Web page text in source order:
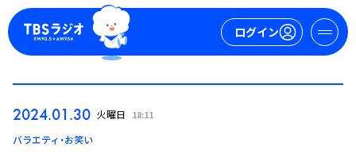
ログイン
ログイン
2024.01.30 火曜日 18:11
バラエティ・お笑い